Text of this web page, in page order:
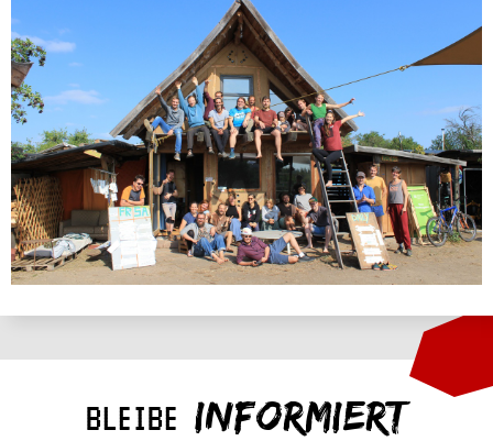
BLEIBE INFORMIERT